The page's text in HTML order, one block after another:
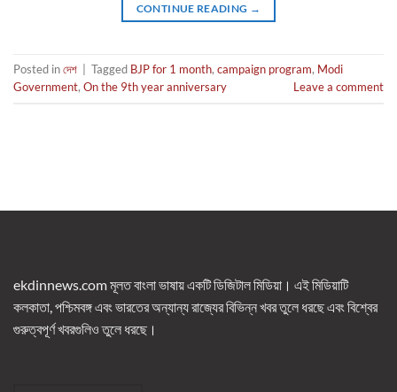
CONTINUE READING →
Posted inদেশ Tagged BJP for 1 month, campaign program, Modi
Government, On the 9th year anniversary Leave a comment
ekdinnews.com মূলত বাংলা ভাষায় একটি ডিজিটাল মিডিয়া। এই মিডিয়াটি
কলকাতা, পশ্চিমবঙ্গ এবং ভারতের অন্যান্য রাজ্যের বিভিন্ন খবর তুলে ধরছে এবং বিশ্বের
গুরুত্বপূর্ণ খবরগুলিও তুলে ধরছে।